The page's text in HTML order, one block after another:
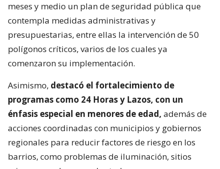
meses y medio un plan de seguridad pública que
contempla medidas administrativas y
presupuestarias, entre ellas la intervención de 50
polígonos críticos, varios de los cuales ya
comenzaron su implementación.
Asimismo, destacó el fortalecimiento de
programas como 24 Horas y Lazos, con un
énfasis especial en menores de edad, además de
acciones coordinadas con municipios y gobiernos
regionales para reducir factores de riesgo en los
barrios, como problemas de iluminación, sitios